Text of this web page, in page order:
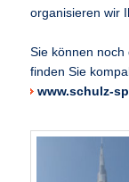
organisieren wir
Sie können
finden Sie
www.schulz-